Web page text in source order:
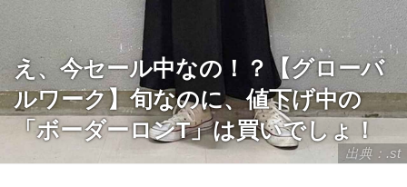
出典：.st
え、今セール中なの！？【グローバ
ルワーク】旬なのに、値下げ中の
「ボーダーロンT」は買いでしょ！